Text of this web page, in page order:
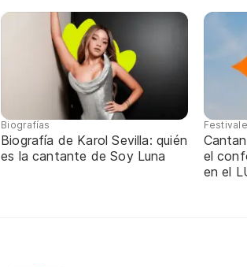
Biografías
Biografía de Karol Sevilla: quién
es la cantante de Soy Luna
el
en el